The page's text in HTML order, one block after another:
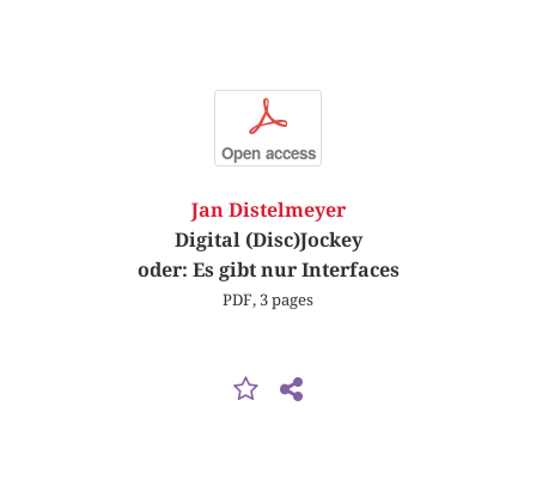
p
Open access
Jan Distelmeyer
Digital (Disc)Jockey
oder: Es gibt nur Interfaces
PDF, 3 pages